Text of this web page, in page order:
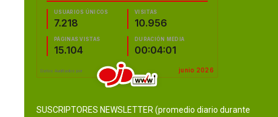
SUSCRIPTORES NEWSLETTER (promedio diario durante